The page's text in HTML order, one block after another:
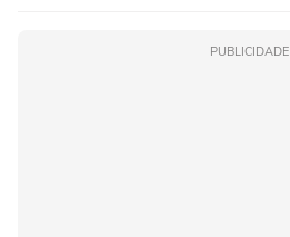
PUBLICIDADE